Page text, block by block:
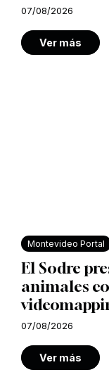
07/08/2026
Ver más
Montevideo Portal
El Sodre
animales
07/08/2026
Ver más